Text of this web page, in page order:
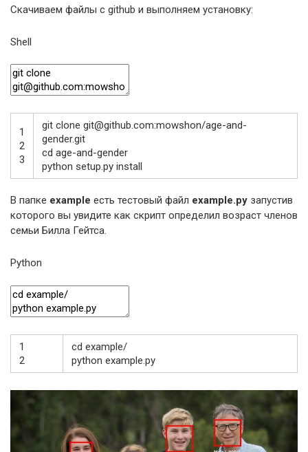
Скачиваем файлы с github и выполняем установку:
Shell
1
2
3
git clone git@github.com:mowshon/age-and-
gender.git
cd age-and-gender
python setup.py install
В папке example есть тестовый файл example.py запустив
которого вы увидите как скрипт определил возраст членов
семьи Билла Гейтса.
Python
1
2
cd example/
python example.py